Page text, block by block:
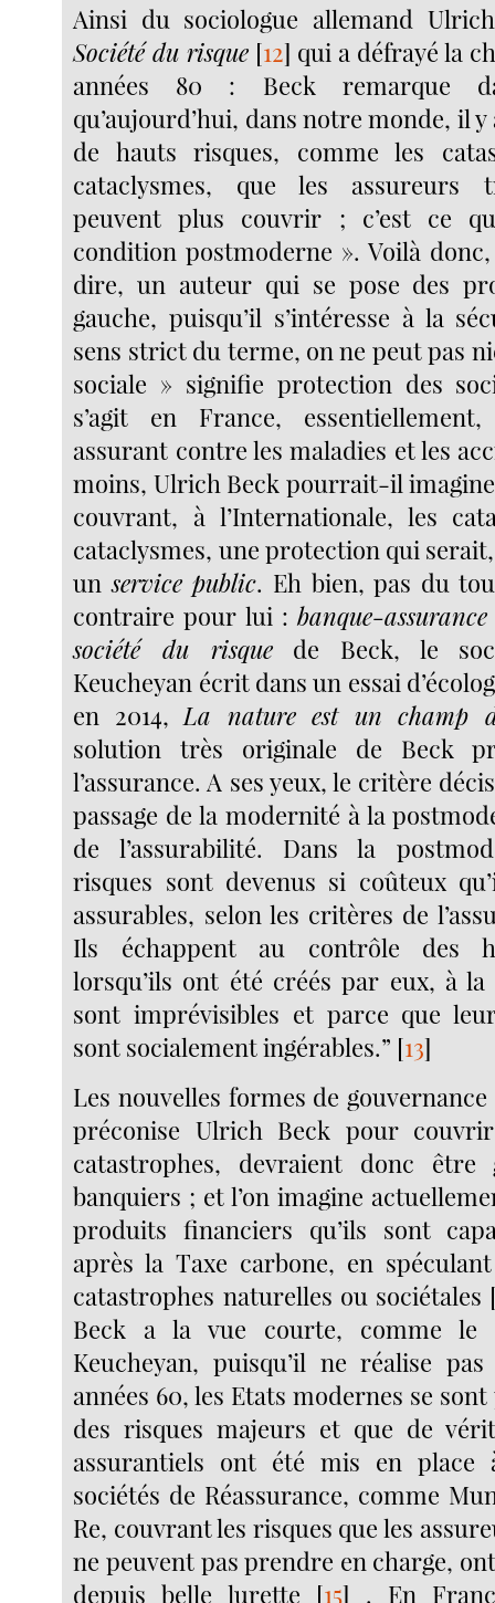
Ainsi du sociologue allemand
Société du risque[12] qui a défrayé la
années 80 : Beck remarque
qu’aujourd’hui, dans notre monde, il
de hauts risques, comme les
cataclysmes, que les assureurs
peuvent plus couvrir ; c’est ce
condition postmoderne ». Voilà
dire, un auteur qui se pose des
gauche, puisqu’il s’intéresse à la
sens strict du terme, on ne peut pas
sociale » signifie protection des
s’agit en France,
assurant contre les maladies et les
moins, Ulrich Beck pourrait-il
couvrant, à l’Internationale, les
cataclysmes, une protection qui
unservice public. Eh bien, pas du
contraire pour lui :banque-assurance
société du risquede Beck, le
Keucheyan écrit dans un essai
en 2014, La nature est un champ
solution très originale de Beck
l’assurance. A ses yeux, le critère
passage de la modernité à la
de l’assurabilité. Dans la
risques sont devenus si coûteux
assurables, selon les critères de
Ils échappent au contrôle des
lorsqu’ils ont été créés par eux, à la
sont imprévisibles et parce que
sont socialement ingérables.” [13]
Les nouvelles formes de
préconise Ulrich Beck pour
catastrophes, devraient donc être
banquiers ; et l’on imagine
produits financiers qu’ils sont
après la Taxe carbone, en
catastrophes naturelles ou sociétales
Beck a la vue courte, comme le
Keucheyan, puisqu’il ne réalise
années 60, les Etats modernes se
des risques majeurs et que de
assurantiels ont été mis en place
sociétés de Réassurance, comme
Re, couvrant les risques que les
ne peuvent pas prendre en charge,
depuis belle lurette [15] . En